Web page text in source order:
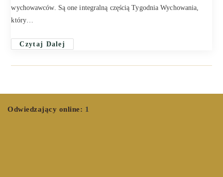
wychowawców. Są one integralną częścią Tygodnia Wychowania,
który…
Czytaj Dalej
Odwiedzający online: 1